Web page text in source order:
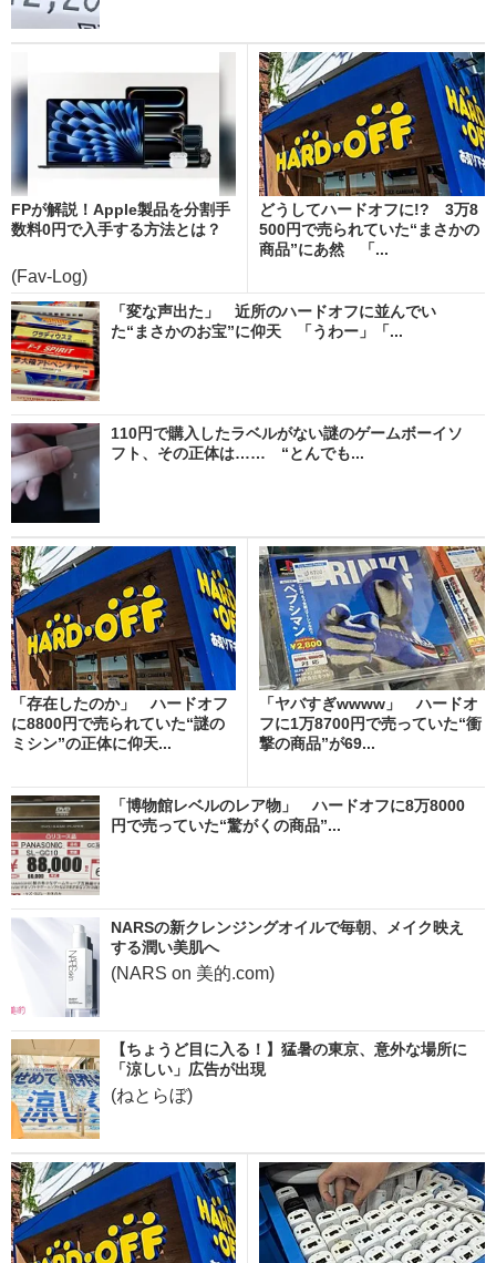
FPが解説！Apple製品を分割手
数料0円で入手する方法とは？
(Fav-Log)
どうしてハードオフに!? 3万8
500円で売られていた“まさかの
商品”にあ然 「...
「変な声出た」 近所のハードオフに並んでい
た“まさかのお宝”に仰天 「うわー」「...
110円で購入したラベルがない謎のゲームボーイソ
フト、その正体は…… “とんでも...
「存在したのか」 ハードオフ
に8800円で売られていた“謎の
ミシン”の正体に仰天...
「ヤバすぎwwww」 ハードオ
フに1万8700円で売っていた“衝
撃の商品”が69...
「博物館レベルのレア物」 ハードオフに8万8000
円で売っていた“驚がくの商品”...
NARSの新クレンジングオイルで毎朝、メイク映え
する潤い美肌へ
(NARS on 美的.com)
【ちょうど目に入る！】猛暑の東京、意外な場所に
「涼しい」広告が出現
(ねとらぼ)